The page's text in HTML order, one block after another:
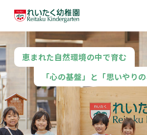
幼稚園のこと
大切にしていること
幼稚園での生活
恵まれた自然環境の中で育む
「心の基盤」と「思いやりの